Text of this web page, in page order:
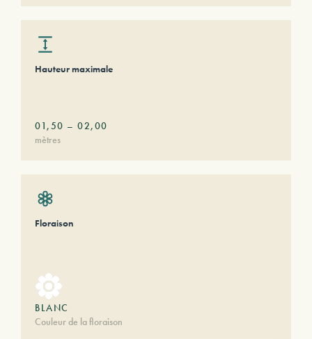
Hauteur maximale
01,50 – 02,00
mètres
Floraison
BLANC
Couleur de la floraison